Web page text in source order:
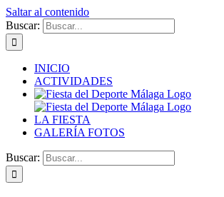
Saltar al contenido
Buscar:
INICIO
ACTIVIDADES
LA FIESTA
GALERÍA FOTOS
Buscar: